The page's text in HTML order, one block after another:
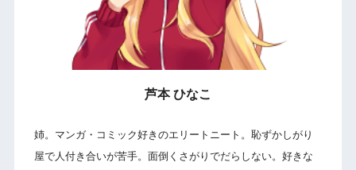
芦本 ひなこ
姉。マンガ・コミック好きのエリートニート。恥ずかしがり
屋で人付き合いが苦手。面倒くさがりでだらしない。好きな